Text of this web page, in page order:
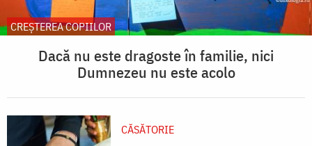
CREŞTEREA COPIILOR
Dacă nu este dragoste în familie, nici
Dumnezeu nu este acolo
CĂSĂTORIE